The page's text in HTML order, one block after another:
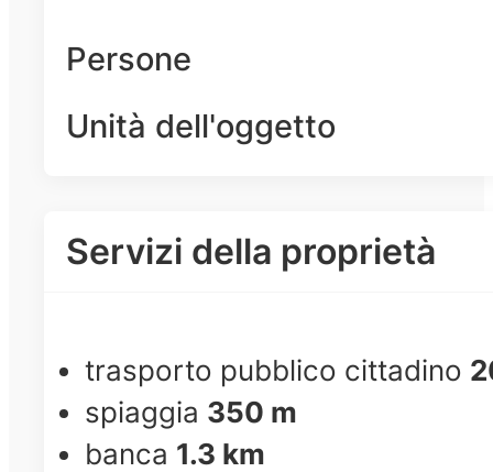
Persone
Unità dell'oggetto
Servizi della proprietà
trasporto pubblico cittadino
spiaggia 350 m
banca 1.3 km